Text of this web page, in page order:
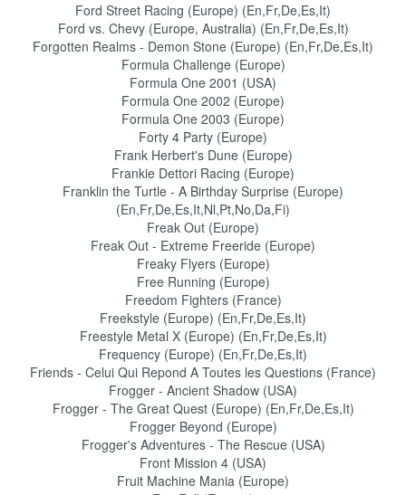
Ford Street Racing (Europe) (En,Fr,De,Es,It)
Ford vs. Chevy (Europe, Australia) (En,Fr,De,Es,It)
Forgotten Realms - Demon Stone (Europe) (En,Fr,De,Es,It)
Formula Challenge (Europe)
Formula One 2001 (USA)
Formula One 2002 (Europe)
Formula One 2003 (Europe)
Forty 4 Party (Europe)
Frank Herbert's Dune (Europe)
Frankie Dettori Racing (Europe)
Franklin the Turtle - A Birthday Surprise (Europe)
(En,Fr,De,Es,It,Nl,Pt,No,Da,Fi)
Freak Out (Europe)
Freak Out - Extreme Freeride (Europe)
Freaky Flyers (Europe)
Free Running (Europe)
Freedom Fighters (France)
Freekstyle (Europe) (En,Fr,De,Es,It)
Freestyle Metal X (Europe) (En,Fr,De,Es,It)
Frequency (Europe) (En,Fr,De,Es,It)
Friends - Celui Qui Repond A Toutes les Questions (France)
Frogger - Ancient Shadow (USA)
Frogger - The Great Quest (Europe) (En,Fr,De,Es,It)
Frogger Beyond (Europe)
Frogger's Adventures - The Rescue (USA)
Front Mission 4 (USA)
Fruit Machine Mania (Europe)